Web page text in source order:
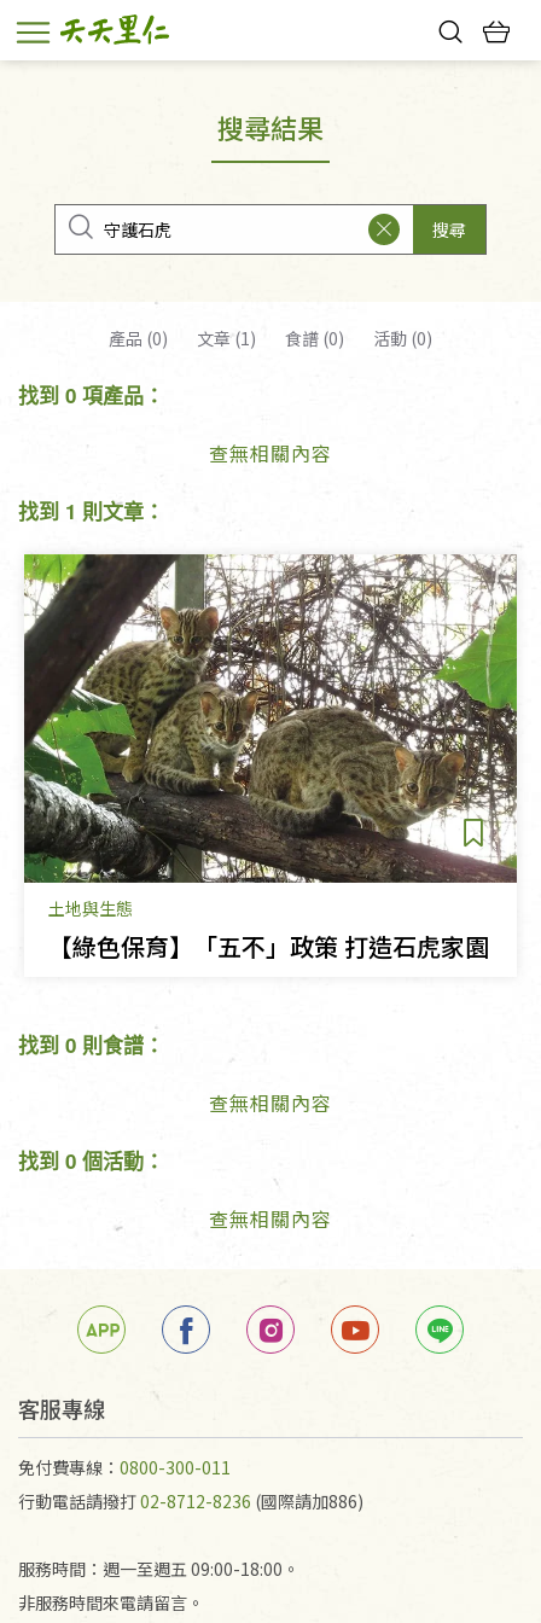
幸福節中獎名單
搜尋結果
搜尋
產品 (0) 文章 (1) 食譜 (0) 活動 (0)
找到 0 項產品：
查無相關內容
找到 1 則文章：
土地與生態
【綠色保育】「五不」政策 打造石虎家園
找到 0 則食譜：
查無相關內容
找到 0 個活動：
查無相關內容
客服專線
免付費專線： 0800-300-011
行動電話請撥打02-8712-8236 (國際請加886)
服務時間：週一至週五 09:00-18:00。
非服務時間來電請留言。